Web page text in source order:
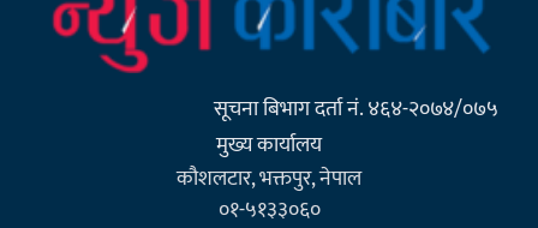
सूचना बिभाग दर्ता नं. ४६४-२०७४/०७५
मुख्य कार्यालय
कौशलटार, भक्तपुर, नेपाल
०१-५१३३०६०